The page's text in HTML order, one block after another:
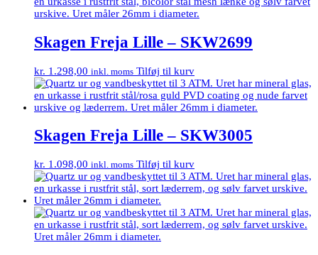
Skagen Freja Lille – SKW2699
kr. 1.298,00 inkl. moms Tilføj til kurv
Skagen Freja Lille – SKW3005
kr. 1.098,00 inkl. moms Tilføj til kurv